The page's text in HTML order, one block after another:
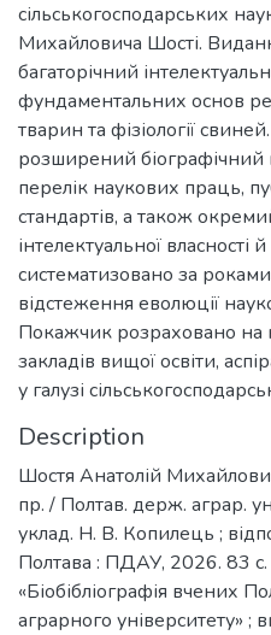
сільськогосподарських
Михайловича Шості.
багаторічний
фундаментальних основ
тварин та фізіології
розширений біографічний
перелік наукових праць,
стандартів, а також
інтелектуальної власності
систематизовано за
відстеження еволюції
Покажчик розраховано на
закладів вищої освіти,
у галузі
Description
Шостя Анатолій
пр. / Полтав. держ. аграр.
уклад. Н. В. Копилець ;
Полтава : ПДАУ, 2026. 83 с.
«Біобібліографія вчених
аграрного університету» ;